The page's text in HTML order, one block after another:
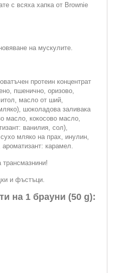
с всяха хапка от Brownie
на мускулите.
протеин концентрат
пшенично, оризово,
масло от ший,
шоколадова заливака
масло, кокосово масло,
ванилия, сол),
мляко на прах, инулин,
карамел.
и фъстъци.
на 1 брауни (50 g):